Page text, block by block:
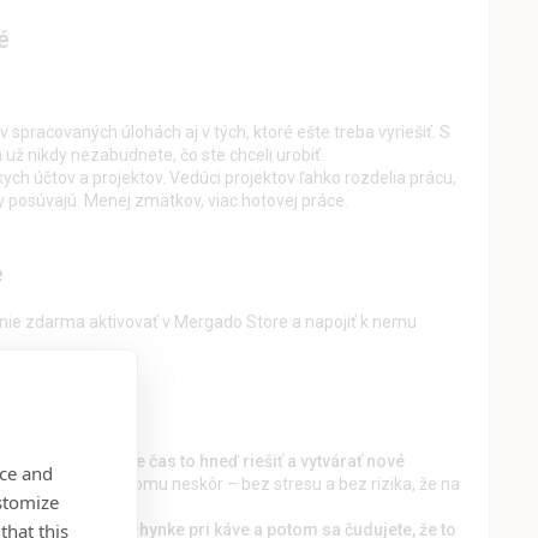
spracovaných úlohách aj v tých, ktoré ešte treba vyriešiť. S
nikdy nezabudnete, čo ste chceli urobiť.
účtov a projektov. Vedúci projektov ľahko rozdelia prácu,
Menej zmätkov, viac hotovej práce.
zdarma aktivovať v Mergado Store a napojiť k nemu
feede, ale nemáte čas to hneď riešiť a vytvárať nové
a vráťte sa k tomu neskôr – bez stresu a bez rizika, že na
mu to v kuchynke pri káve a potom sa čudujete, že to
and
this